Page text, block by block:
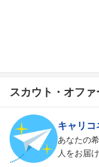
スカウト・オフ
キャリ
あなたの
人をお届け